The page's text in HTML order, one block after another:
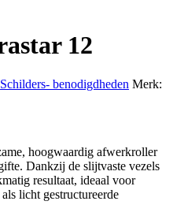
12
Schilders- benodigdheden Merk:
hoogwaardig afwerkroller
Dankzij de slijtvaste vezels
resultaat, ideaal voor
licht gestructureerde